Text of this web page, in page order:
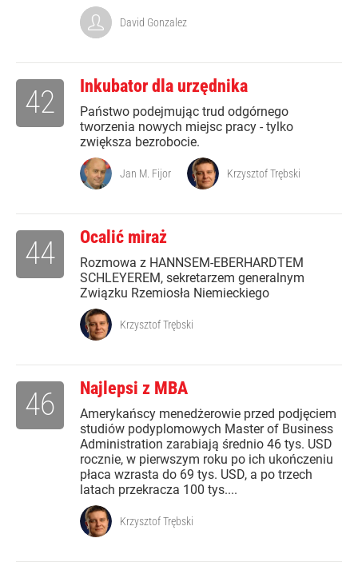
David Gonzalez
Inkubator dla urzędnika
Państwo podejmując trud odgórnego
tworzenia nowych miejsc pracy - tylko
zwiększa bezrobocie.
42
Jan M. Fijor Krzysztof Trębski
Ocalić miraż
Rozmowa z HANNSEM-EBERHARDTEM
SCHLEYEREM, sekretarzem generalnym
Związku Rzemiosła Niemieckiego
44
Krzysztof Trębski
Najlepsi z MBA
Amerykańscy menedżerowie przed podjęciem
studiów podyplomowych Master of Business
Administration zarabiają średnio 46 tys. USD
rocznie, w pierwszym roku po ich ukończeniu
płaca wzrasta do 69 tys. USD, a po trzech
latach przekracza 100 tys....
46
Krzysztof Trębski